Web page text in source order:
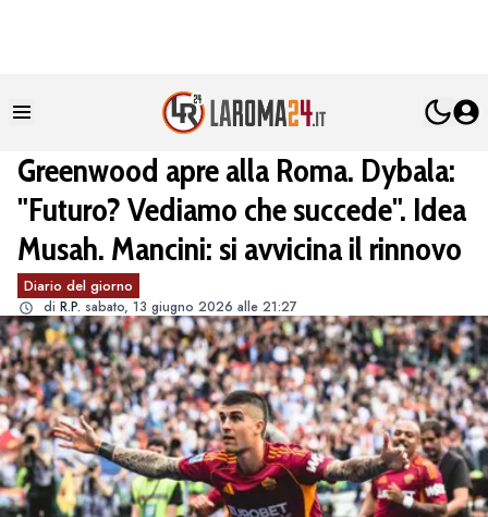
Greenwood apre alla Roma. Dybala:
"Futuro? Vediamo che succede". Idea
Musah. Mancini: si avvicina il rinnovo
Diario del giorno
di R.P. sabato, 13 giugno 2026 alle 21:27